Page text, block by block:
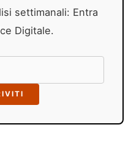
settimanali: Entra
Digitale.